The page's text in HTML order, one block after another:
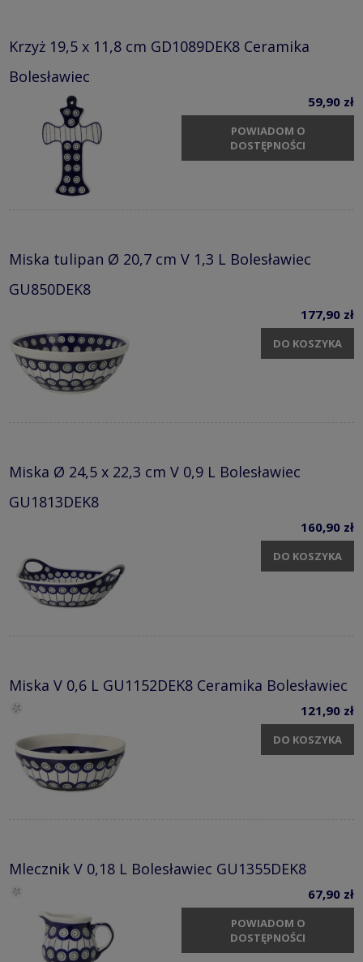
Krzyż 19,5 x 11,8 cm GD1089DEK8 Ceramika
Bolesławiec
59,90 zł
POWIADOM O
DOSTĘPNOŚCI
Miska tulipan Ø 20,7 cm V 1,3 L Bolesławiec
GU850DEK8
177,90 zł
DO KOSZYKA
Miska Ø 24,5 x 22,3 cm V 0,9 L Bolesławiec
GU1813DEK8
160,90 zł
DO KOSZYKA
Miska V 0,6 L GU1152DEK8 Ceramika Bolesławiec
121,90 zł
DO KOSZYKA
Mlecznik V 0,18 L Bolesławiec GU1355DEK8
67,90 zł
POWIADOM O
DOSTĘPNOŚCI